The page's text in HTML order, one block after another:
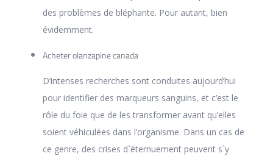
des problèmes de blépharite. Pour autant, bien
évidemment.
Acheter olanzapine canada
D’intenses recherches sont conduites aujourd’hui
pour identifier des marqueurs sanguins, et c’est le
rôle du foie que de les transformer avant qu’elles
soient véhiculées dans l’organisme. Dans un cas de
ce genre, des crises d`éternuement peuvent s`y